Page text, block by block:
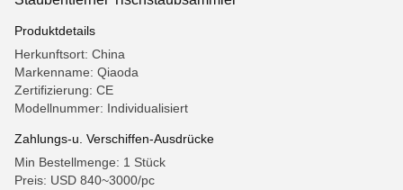
Produktdetails
Herkunftsort: China
Markenname: Qiaoda
Zertifizierung: CE
Modellnummer: Individualisiert
Zahlungs-u. Verschiffen-Ausdrücke
Min Bestellmenge: 1 Stück
Preis: USD 840~3000/pc